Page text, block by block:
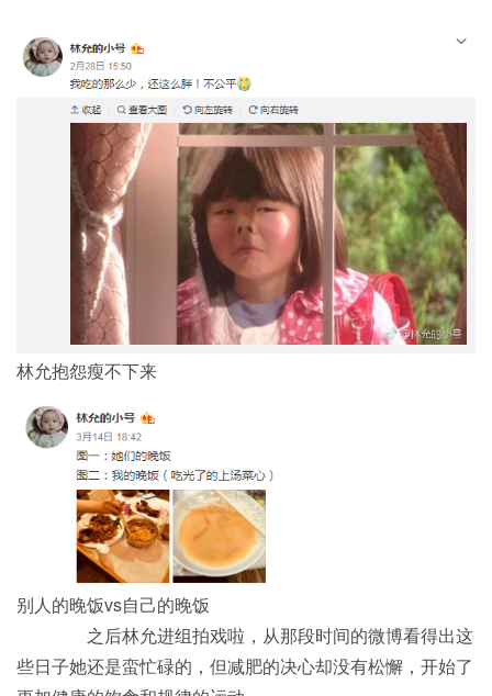
林允抱怨瘦不下来
别人的晚饭vs自己的晚饭
之后林允进组拍戏啦，从那段时间的微博看得出这
些日子她还是蛮忙碌的，但减肥的决心却没有松懈，开始了